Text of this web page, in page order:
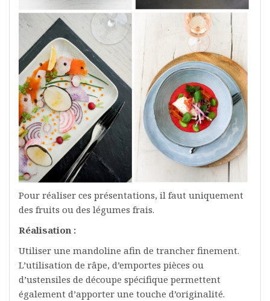
Pour réaliser ces présentations, il faut uniquement
des fruits ou des légumes frais.
Réalisation :
Utiliser une mandoline afin de trancher finement.
L’utilisation de râpe, d’emportes pièces ou
d’ustensiles de découpe spécifique permettent
également d’apporter une touche d’originalité.